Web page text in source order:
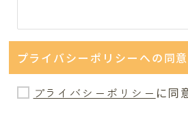
プライバシーポリシーへの同意
プライバシーポリシー に同